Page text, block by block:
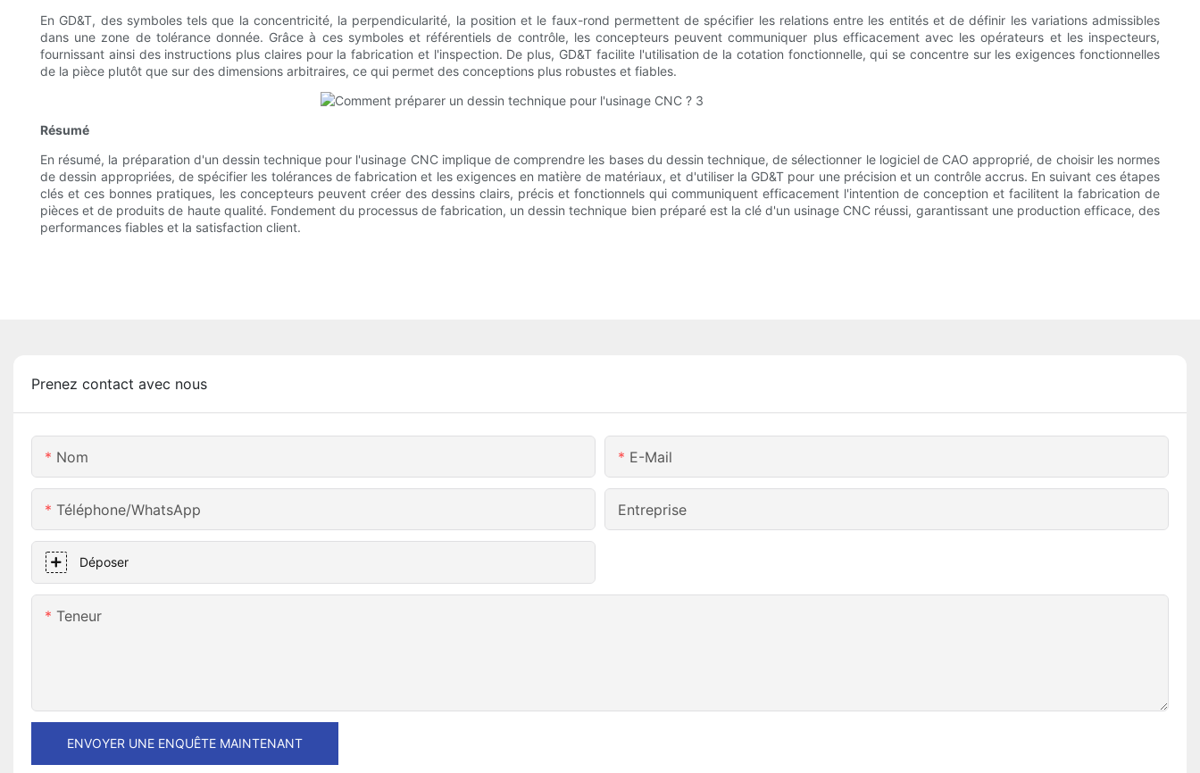
En GD&T, des symboles tels que la concentricité, la perpendicularité, la position et le faux-rond permettent de spécifier les relations entre les entités et de définir les variations admissibles
dans une zone de tolérance donnée. Grâce à ces symboles et référentiels de contrôle, les concepteurs peuvent communiquer plus efficacement avec les opérateurs et les inspecteurs,
fournissant ainsi des instructions plus claires pour la fabrication et l'inspection. De plus, GD&T facilite l'utilisation de la cotation fonctionnelle, qui se concentre sur les exigences fonctionnelles
de la pièce plutôt que sur des dimensions arbitraires, ce qui permet des conceptions plus robustes et fiables.
Résumé
En résumé, la préparation d'un dessin technique pour l'usinage CNC implique de comprendre les bases du dessin technique, de sélectionner le logiciel de CAO approprié, de choisir les normes
de dessin appropriées, de spécifier les tolérances de fabrication et les exigences en matière de matériaux, et d'utiliser la GD&T pour une précision et un contrôle accrus. En suivant ces étapes
clés et ces bonnes pratiques, les concepteurs peuvent créer des dessins clairs, précis et fonctionnels qui communiquent efficacement l'intention de conception et facilitent la fabrication de
pièces et de produits de haute qualité. Fondement du processus de fabrication, un dessin technique bien préparé est la clé d'un usinage CNC réussi, garantissant une production efficace, des
performances fiables et la satisfaction client.
Prenez contact avec nous
Nom E-Mail
Téléphone/WhatsApp Entreprise
Déposer
Teneur
ENVOYER UNE ENQUÊTE MAINTENANT